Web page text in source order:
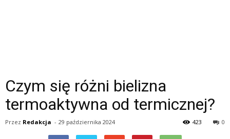
Czym się różni bielizna
termoaktywna od termicznej?
Przez Redakcja - 29 października 2024 0
423